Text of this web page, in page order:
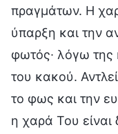
πραγμάτων. Η
ύπαρξη και την
φωτός∙ λόγω της
του κακού.
το φως και την
η χαρά Του είναι